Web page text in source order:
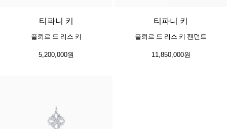
티파니 키
플뢰르 드 리스 키
5,200,000원
티파니 키
플뢰르 드 리스 키 펜던트
11,850,000원